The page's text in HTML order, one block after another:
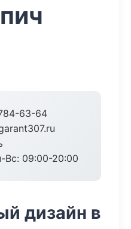
63-64
Вс: 09:00-20:00
дизайн в